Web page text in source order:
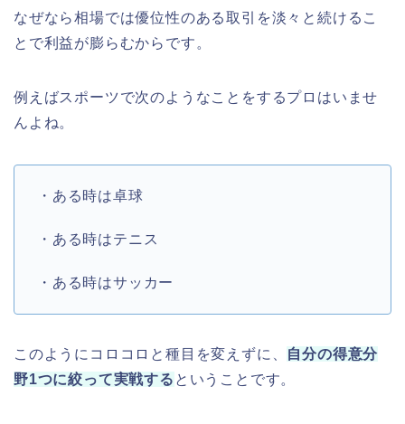
なぜなら相場では優位性のある取引を淡々と続けるこ
とで利益が膨らむからです。
例えばスポーツで次のようなことをするプロはいませ
んよね。
・ある時は卓球
・ある時はテニス
・ある時はサッカー
このようにコロコロと種目を変えずに、 自分の得意分
野1つに絞って実戦する ということです。